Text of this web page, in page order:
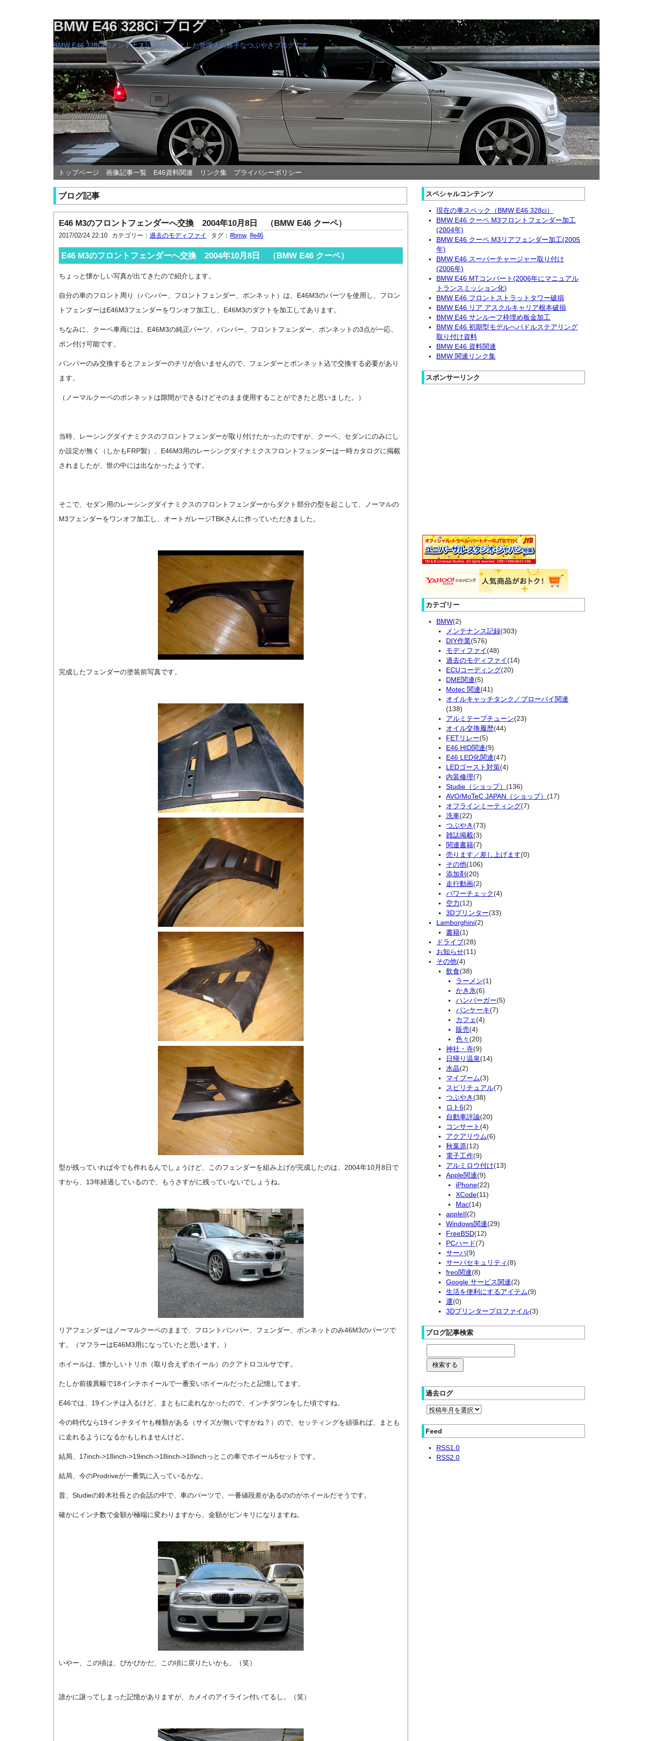
BMW E46 328Ci ブログ
BMW E46 328Ciのメンテナス記録を中心とした管理人の勝手なつぶやきブログです。
トップページ 画像記事一覧 E46資料関連 リンク集 プライバシーポリシー
ブログ記事
E46 M3のフロントフェンダーへ交換 2004年10月8日 （BMW E46 クーペ）
2017/02/24 22:10 カテゴリー： 過去のモディファイ タグ： #bmw, #e46
E46 M3のフロントフェンダーへ交換 2004年10月8日 （BMW E46 クーペ）
ちょっと懐かしい写真が出てきたので紹介します。
自分の車のフロント周り（バンパー、フロントフェンダー、ボンネット）は、E46M3のパーツを使用し、フロン
トフェンダーはE46M3フェンダーをワンオフ加工し、E46M3のダクトを加工してあります。
ちなみに、クーペ車両には、E46M3の純正パーツ、バンパー、フロントフェンダー、ボンネットの3点が一応、
ポン付け可能です。
バンパーのみ交換するとフェンダーのチリが合いませんので、フェンダーとボンネット込で交換する必要があり
ます。
（ノーマルクーペのボンネットは隙間ができるけどそのまま使用することができたと思いました。）
当時、レーシングダイナミクスのフロントフェンダーが取り付けたかったのですが、クーペ、セダンにのみにし
か設定が無く（しかもFRP製）、E46M3用のレーシングダイナミクスフロントフェンダーは一時カタログに掲載
されましたが、世の中には出なかったようです。
そこで、セダン用のレーシングダイナミクスのフロントフェンダーからダクト部分の型を起こして、ノーマルの
M3フェンダーをワンオフ加工し、オートガレージTBKさんに作っていただきました。
完成したフェンダーの塗装前写真です。
型が残っていれば今でも作れるんでしょうけど、このフェンダーを組み上げが完成したのは、2004年10月8日で
すから、13年経過しているので、もうさすがに残っていないでしょうね。
リアフェンダーはノーマルクーペのままで、フロントバンパー、フェンダー、ボンネットのみ46M3のパーツで
す。（マフラーはE46M3用になっていたと思います。）
ホイールは、懐かしいトリホ（取り合えずホイール）のクアトロコルサです。
たしか前後異幅で18インチホイールで一番安いホイールだったと記憶してます。
E46では、19インチは入るけど、まともに走れなかったので、インチダウンをした頃ですね。
今の時代なら19インチタイヤも種類がある（サイズが無いですかね？）ので、セッティングを頑張れば、まとも
に走れるようになるかもしれませんけど。
結局、17inch->18inch->19inch->18inch->18inchっとこの車でホイール5セットです。
結局、今のProdriveが一番気に入っているかな。
昔、Studieの鈴木社長との会話の中で、車のパーツで、一番値段差があるののがホイールだそうです。
確かにインチ数で金額が極端に変わりますから、金額がピンキリになりますね。
いやー、この頃は、ぴかぴかだ、この頃に戻りたいかも。（笑）
誰かに譲ってしまった記憶がありますが、カメイのアイライン付いてるし。（笑）
スペシャルコンテンツ
現在の車スペック（BMW E46 328ci）
BMW E46 クーペ M3フロントフェンダー加工
(2004年)
BMW E46 クーペ M3リアフェンダー加工(2005
年)
BMW E46 スーパーチャージャー取り付け
(2006年)
BMW E46 MTコンバート(2006年にマニュアル
トランスミッション化)
BMW E46 フロントストラットタワー破損
BMW E46 リア アスクルキャリア根本破損
BMW E46 サンルーフ枠埋め板金加工
BMW E46 初期型モデルへパドルステアリング
取り付け資料
BMW E46 資料関連
BMW 関連リンク集
スポンサーリンク
カテゴリー
BMW(2)
メンテナンス記録(303)
DIY作業(576)
モディファイ(48)
過去のモディファイ(14)
ECUコーディング(20)
DME関連(5)
Motec 関連(41)
オイルキャッチタンク／ブローバイ関連
(138)
アルミテープチューン(23)
オイル交換履歴(44)
FETリレー(5)
E46 HID関連(9)
E46 LED化関連(47)
LEDゴースト対策(4)
内装修理(7)
Studie（ショップ） (136)
AVO/MoTeC JAPAN（ショップ） (17)
オフラインミーティング(7)
洗車(22)
つぶやき(73)
雑誌掲載(3)
関連書籍(7)
売ります／差し上げます(0)
その他(106)
添加剤(20)
走行動画(2)
パワーチェック(4)
空力(12)
3Dプリンター(33)
Lamborghini(2)
書籍(1)
ドライブ(28)
お知らせ(11)
その他(4)
飲食(38)
ラーメン(1)
かき氷(6)
ハンバーガー(5)
パンケーキ(7)
カフェ(4)
販売(4)
色々(20)
神社・寺(9)
日帰り温泉(14)
水晶(2)
マイブーム(3)
スピリチュアル(7)
つぶやき(38)
ロト6(2)
自動車評論(20)
コンサート(4)
アクアリウム(6)
秋葉原(12)
電子工作(9)
アルミロウ付け(13)
Apple関連(9)
iPhone(22)
XCode(11)
Mac(14)
appleII(2)
Windows関連(29)
FreeBSD(12)
PCハード(7)
サーバ(9)
サーバセキュリティ(8)
freo関連(8)
Google サービス関連(2)
生活を便利にするアイテム(9)
運(0)
3Dプリンタープロファイル(3)
ブログ記事検索
過去ログ
Feed
RSS1.0
RSS2.0